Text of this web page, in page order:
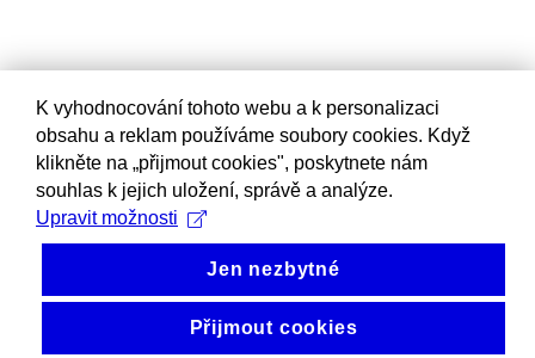
K vyhodnocování tohoto webu a k personalizaci
obsahu a reklam používáme soubory cookies. Když
klikněte na „přijmout cookies", poskytnete nám
souhlas k jejich uložení, správě a analýze.
Upravit možnosti
Jen nezbytné
Přijmout cookies